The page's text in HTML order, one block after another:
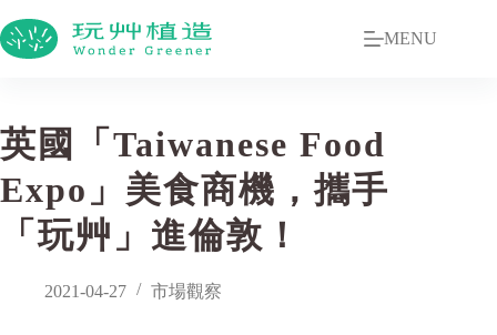
MENU
英國「Taiwanese Food
Expo」美食商機，攜手
「玩艸」進倫敦！
2021-04-27 市場觀察